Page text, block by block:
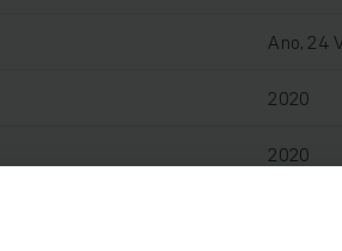
Ano, 24
2020
2020